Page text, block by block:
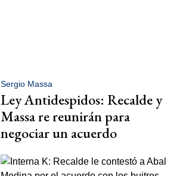
Sergio Massa
Ley Antidespidos: Recalde y
Massa re reunirán para
negociar un acuerdo